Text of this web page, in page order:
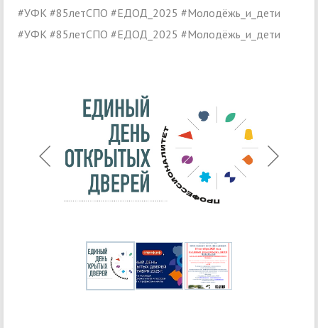
#УФК #85летСПО #ЕДОД_2025 #Молодёжь_и_дети
#УФК #85летСПО #ЕДОД_2025 #Молодёжь_и_дети